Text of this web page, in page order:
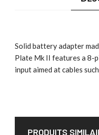
Solid battery adapter
Plate Mk II features a 8-
input aimed at cables
PRODUITS